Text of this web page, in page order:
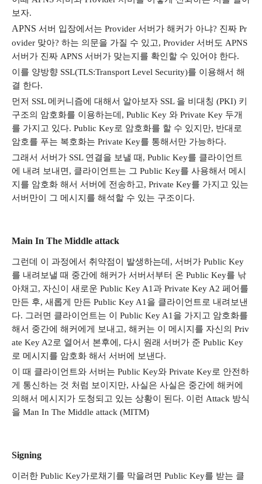
보자.
APNS 서버 입장에서는 Provider 서버가 해커가 아냐? 진짜 Pr
ovider 맞아? 하는 의문을 가질 수 있고, Provider 서버도 APNS
서버가 진짜 APNS 서버가 맞는지를 확인할 수 있어야 한다.
이를 양방향 SSL(TLS:Transport Level Security)를 이용해서 해
결 한다.
먼저 SSL메커니즘에 대해서 알아보자 SSL 을 비대칭 (PKI) 키
구조의 암호화를 이용하는데 , Public Key 와 Private Key 두개
를 가지고 있다. Public Key로 암호화를 할 수 있지만, 반대로
암호를 푸는 복호화는 Private Key를 통해서만 가능하다.
그래서 서버가 SSL 연결을 보낼 때 , Public Key를 클라이언트
에 내려 보내면 , 클라이언트는 그 Public Key를 사용해서 메시
지를 암호화 해서 서버에 전송하고, Private Key를 가지고 있는
서버만이 그 메시지를 해석할 수 있는 구조이다.
Main In The Middle attack
그런데 이 과정에서 취약점이 발생하는데 , 서버가 Public Key
를 내려보낼 때 중간에 해커가 서버서부터 온 Public Key를 낚
아채고, 자신이 새로운 Public Key A1과 Private Key A2 페어를
만든 후, 새롭게 만든 Public Key A1 을 클라이언트로 내려보낸
다. 그러면 클라이언트는 이 Public Key A1 을 가지고 암호화를
해서 중간에 해커에게 보내고, 해커는 이 메시지를 자신의 Priv
ate Key A2로 열어서 본후에 , 다시 원래 서버가 준 Public Key
로 메시지를 암호화 해서 서버에 보낸다.
이 때 클라이언트와 서버는 Public Key와 Private Key로 안전하
게 통신하는 것 처럼 보이지만, 사실은 사실은 중간에 해커에
의해서 메시지가 도청되고 있는 상황이 된다. 이런 Attack 방식
을 Man In The Middle attack (MITM)
Signing
이러한 Public Key가로채기를 막을려면 Public Key를 받는 클